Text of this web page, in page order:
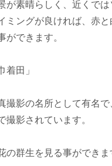
が素晴らしく、近くで
ミングが良ければ、赤と
ができます。
着田」
撮影の名所として有名
撮影されています。
の群生を見る事ができま